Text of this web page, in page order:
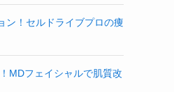
ン！セルドライブプロの痩
MDフェイシャルで肌質改